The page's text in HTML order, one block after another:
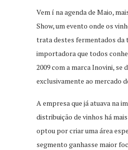
Vem í na agenda de Maio,
Show, um evento onde os
trata destes fermentados da
importadora que todos
2009 com a marca Inovini, se
exclusivamente ao mercado
A empresa que já atuava na
distribuição de vinhos há
optou por criar uma área
segmento ganhasse maior